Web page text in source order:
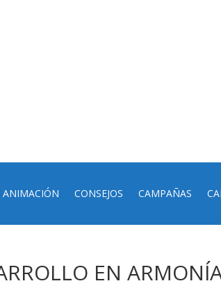
ANIMACIÓN CONSEJOS CAMPAÑAS
EN